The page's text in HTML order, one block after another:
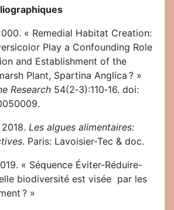
« Remedial Habitat Creation:
Play a Confounding Role
and Establishment of the
Plant, Spartina Anglica ? »
Research 54(2‑3):110‑16. doi:
Les algues alimentaires:
. Paris: Lavoisier-Tec & doc.
« Séquence Éviter-Réduire-
biodiversité est visée par les
? »